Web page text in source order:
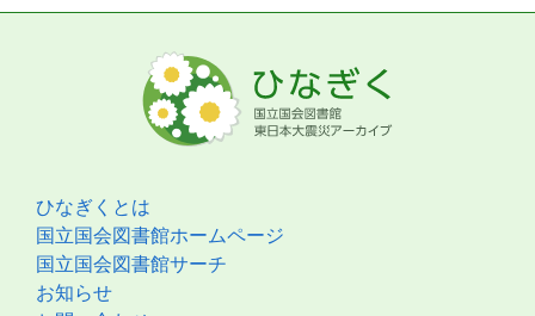
ひなぎくとは
国立国会図書館ホームページ
国立国会図書館サーチ
お知らせ